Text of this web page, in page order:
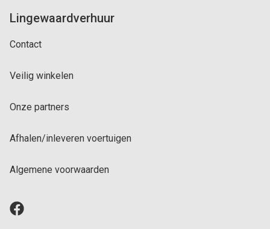
Lingewaardverhuur
Contact
Veilig winkelen
Onze partners
Afhalen/inleveren voertuigen
Algemene voorwaarden